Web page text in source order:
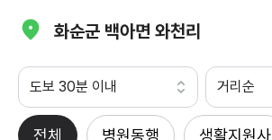
화순군 백아면 와천리
도보 30분 이내 거리순
전체 병원동행 생활지원사